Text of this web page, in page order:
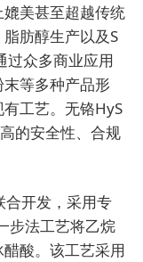
美甚至超越传统
肪醇生产以及S
过众多商业应用
等多种产品形
工艺。无铬HyS
的安全性、合规
合开发，采用专
步法工艺将乙烷
酸。该工艺采用